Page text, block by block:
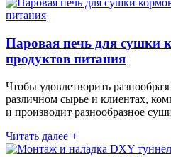
Паровая печь для сушки
продуктов питания
Чтобы удовлетворить
различном сырье и клиентах,
и производит разнообразное
Читать далее +